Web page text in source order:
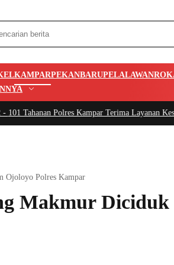
KAMPARPEKANBARUPELALAWAN
Tahanan Polres Kampar Terima Layanan
Ojoloyo Polres Kampar
Makmur Diciduk